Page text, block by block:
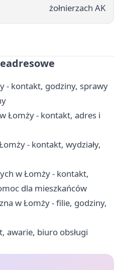
żołnierzach AK
- kontakt, godziny, sprawy
Łomży - kontakt, adres i
- kontakt, wydziały,
w Łomży - kontakt,
dla mieszkańców
w Łomży - filie, godziny,
awarie, biuro obsługi